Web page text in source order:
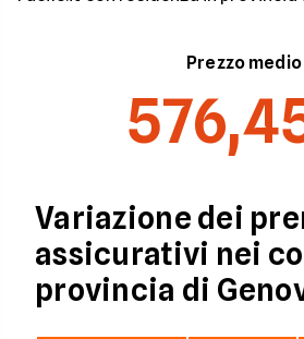
Prezzo medio
Variazione dei
assicurativi nei
provincia di